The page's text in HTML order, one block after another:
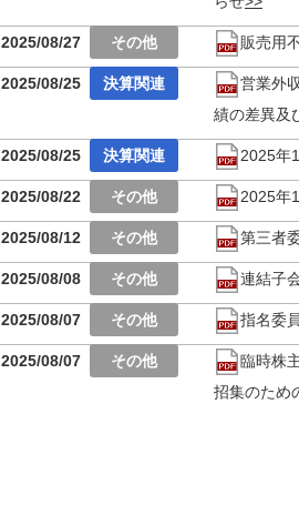
2025/08/27 販売用
2025/08/25
営業外
績の差異及
2025/08/25 2025年
2025/08/22 2025年
2025/08/12 第三者
2025/08/08 連結子
2025/08/07 指名委
2025/08/07
臨時株
招集のため